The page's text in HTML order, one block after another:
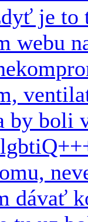
je to
webu
by boli
dávať